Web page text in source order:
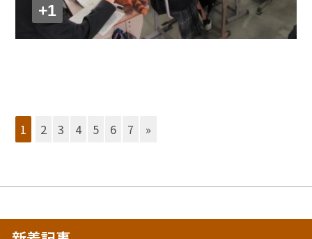
+1
1 2 3 4 5 6 7 »